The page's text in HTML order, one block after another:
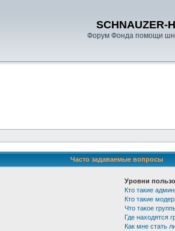
SCHNAUZER-
Форум Фонда помощи
Часто задаваемые вопросы
Уровни
Кто такие
Кто такие
Что такое
Где находятся
Как мне стать